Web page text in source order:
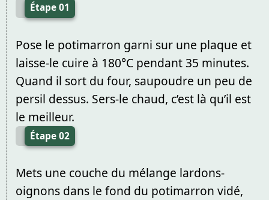
Étape 01
Pose le potimarron garni sur une plaque et
laisse-le cuire à 180°C pendant 35 minutes.
Quand il sort du four, saupoudre un peu de
persil dessus. Sers-le chaud, c’est là qu’il est
le meilleur.
Étape 02
Mets une couche du mélange lardons-
oignons dans le fond du potimarron vidé,